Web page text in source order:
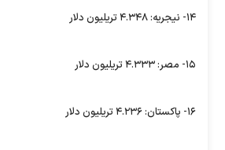
۱۴- نیجریه: ۴.۳۴۸ تریلیون دلار
۱۵- مصر: ۴.۳۳۳ تریلیون دلار
۱۶- پاکستان: ۴.۲۳۶ تریلیون دلار